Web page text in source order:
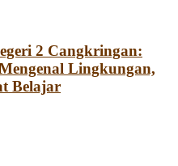
2 Cangkringan:
Lingkungan,
Belajar